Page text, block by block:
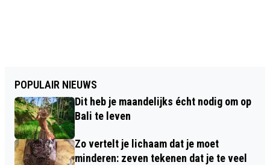
POPULAIR NIEUWS
Dit heb je maandelijks écht nodig om op
Bali te leven
Zo vertelt je lichaam dat je moet
minderen: zeven tekenen dat je te veel